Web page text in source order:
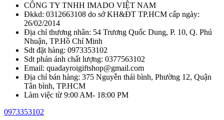
CÔNG TY TNHH IMADO VIỆT NAM
Đkkd: 0312663108 do sở KH&ĐT TP.HCM cấp ngày:
26/02/2014
Địa chỉ thương nhân: 54 Trương Quốc Dung, P. 10, Q. Phú
Nhuận, TP.Hồ Chí Minh
Sdt đặt hàng: 0973353102
Sdt phản ánh chất lượng: 0377563102
Email: quadayroigiftshop@gmail.com
Địa chỉ bán hàng: 375 Nguyễn thái bình, Phường 12, Quận
Tân bình, TP.HCM
Làm việc từ 9:00 AM- 18:00 PM
0973353102